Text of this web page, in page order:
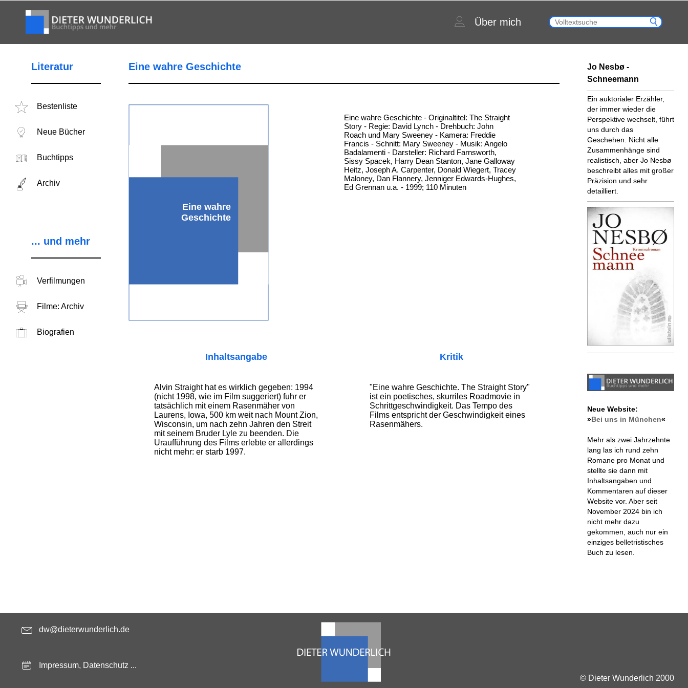
Über mich
Literatur
Bestenliste
Neue Bücher
Buchtipps
Archiv
... und mehr
Verfilmungen
Filme: Archiv
Biografien
Eine wahre Geschichte
Eine wahre
Geschichte
Eine wahre Geschichte - Originaltitel: The Straight
Story - Regie: David Lynch - Drehbuch: John
Roach und Mary Sweeney - Kamera: Freddie
Francis - Schnitt: Mary Sweeney - Musik: Angelo
Badalamenti - Darsteller: Richard Farnsworth,
Sissy Spacek, Harry Dean Stanton, Jane Galloway
Heitz, Joseph A. Carpenter, Donald Wiegert, Tracey
Maloney, Dan Flannery, Jenniger Edwards-Hughes,
Ed Grennan u.a. - 1999; 110 Minuten
Inhaltsangabe
Alvin Straight hat es wirklich gegeben: 1994
(nicht 1998, wie im Film suggeriert) fuhr er
tatsächlich mit einem Rasenmäher von
Laurens, Iowa, 500 km weit nach Mount Zion,
Wisconsin, um nach zehn Jahren den Streit
mit seinem Bruder Lyle zu beenden. Die
Uraufführung des Films erlebte er allerdings
nicht mehr: er starb 1997.
Kritik
"Eine wahre Geschichte. The Straight Story"
ist ein poetisches, skurriles Roadmovie in
Schrittgeschwindigkeit. Das Tempo des
Films entspricht der Geschwindigkeit eines
Rasenmähers.
Jo Nesbø -
Schneemann
Ein auktorialer Erzähler,
der immer wieder die
Perspektive wechselt, führt
uns durch das
Geschehen. Nicht alle
Zusammenhänge sind
realistisch, aber Jo Nesbø
beschreibt alles mit großer
Präzision und sehr
detailliert.
Neue Website:
»Bei uns in München«
Mehr als zwei Jahrzehnte
lang las ich rund zehn
Romane pro Monat und
stellte sie dann mit
Inhaltsangaben und
Kommentaren auf dieser
Website vor. Aber seit
November 2024 bin ich
nicht mehr dazu
gekommen, auch nur ein
einziges belletristisches
Buch zu lesen.
dw@dieterwunderlich.de
Impressum, Datenschutz ...
© Dieter Wunderlich 2000